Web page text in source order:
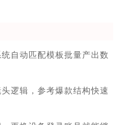
自动匹配模板批量产出数
逻辑，参考爆款结构快速